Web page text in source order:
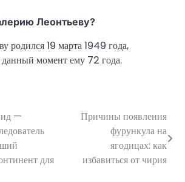
Леонтьеву?
родился 19 марта 1949 года,
данный момент ему 72 года.
—
для
Причины появления
фурункула на
ягодицах: как
избавиться от чирия